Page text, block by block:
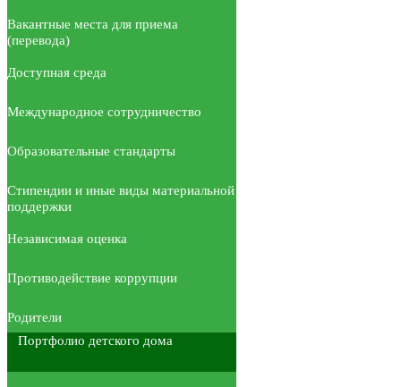
Вакантные места для приема
(перевода)
Доступная среда
Международное сотрудничество
Образовательные стандарты
Стипендии и иные виды материальной
поддержки
Независимая оценка
Противодействие коррупции
Родители
Портфолио детского дома